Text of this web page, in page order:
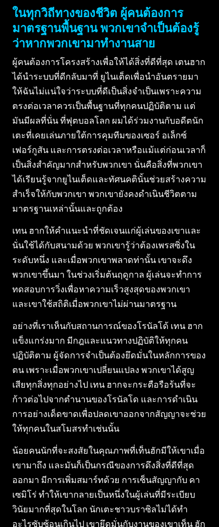
ในทุกวิถีทางของชีวิต ผู้คนต้องการ
มาตรฐานพื้นฐาน พวกเขาจำเป็นต้องรู้
ว่าหากพวกเขามาทำงานสาย
ผู้คนต้องการโครงสร้างเพื่อให้ได้สิ่งที่ดีที่สุด เตนฮาก
ได้นำระบบที่ดีกลับมาที่ ยูไนเต็ดเพื่อนำอันตรายมา
ให้ฉันไม่แน่ใจว่าระบบที่ดีเป็นสิ่งจำเป็นเพราะความ
ตรงต่อเวลาควรเป็นพื้นฐานที่ทุกคนปฏิบัติตาม แต่
มันมีผลที่นั่น ที่ฟุตบอลโลก ผมได้ร่วมงานกับอดีตนัก
เตะที่เคยเล่นภายใต้การคุมทีมของเซอร์ อเล็กซ์
เฟอร์กูสัน และการตรงต่อเวลาหรือแม้แต่ก่อนเวลาก็
เป็นสิ่งสำคัญมากสำหรับพวกเขา นั่นคือสิ่งที่พวกเขา
ได้เรียนรู้จากยูไนเต็ดและทัศนคตินั้นช่วยสร้างความ
สำเร็จให้กับพวกเขา พวกเขายังคงดำเนินชีวิตตาม
มาตรฐานเหล่านั้นและถูกต้อง
เทน ฮากให้คำแนะนำที่ชัดเจนแก่ผู้เล่นของเขาและ
นั่นใช้ได้กับสนามด้วย พวกเขารู้ว่าต้องเพรสซิ่งใน
ระดับหนึ่ง และเมื่อพวกเขาพลาดท่านั้น เขาจะดึง
พวกเขาขึ้นมา ในช่วงเริ่มต้นฤดูกาล ผู้เล่นจะทำการ
ทดสอบการวิ่งเพื่อหาความเร็วสูงสุดของพวกเขา
และเขาใช้สถิติเมื่อพวกเขาไม่ผ่านมาตรฐาน
อย่างที่เราเห็นกับสถานการณ์ของโรนัลโด้ เทน ฮาก
แข็งแกร่งมาก มีกฎและแนวทางปฏิบัติให้ทุกคน
ปฏิบัติตาม ผู้จัดการจำเป็นต้องยึดมั่นในหลักการของ
ตน เพราะเมื่อพวกเขาเปลี่ยนแปลง พวกเขาได้สูญ
เสียทุกสิ่งทุกอย่างไป เทน ฮากจะกระตือรือร้นที่จะ
ก้าวต่อไปจากตำนานของโรนัลโด และการดำเนิน
การอย่างเด็ดขาดเพื่อปลดเขาออกจากสัญญาจะช่วย
ให้ทุกคนในสโมสรทำเช่นนั้น
น้อยคนนักที่จะสงสัยในคุณภาพที่เท็นฮักมีให้เขาเมื่อ
เขามาถึง และมันก็เป็นกรณีของการดึงสิ่งที่ดีที่สุด
ออกมา มีการเพิ่มสมาร์ทด้วย การเซ็นสัญญากับ คา
เซมิโร่ ทำให้เขากลายเป็นหนึ่งในผู้เล่นที่มีระเบียบ
วินัยมากที่สุดในโลก นักเตะชาวบราซิลไม่ได้ทำ
อะไรซับซ้อนเกินไป เขายึดมั่นกับงานของเขาเท็น ฮัก